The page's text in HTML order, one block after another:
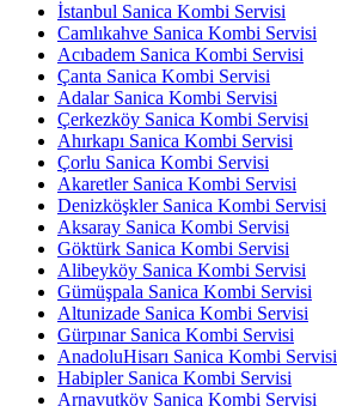
İstanbul Sanica Kombi Servisi
Camlıkahve Sanica Kombi Servisi
Acıbadem Sanica Kombi Servisi
Çanta Sanica Kombi Servisi
Adalar Sanica Kombi Servisi
Çerkezköy Sanica Kombi Servisi
Ahırkapı Sanica Kombi Servisi
Çorlu Sanica Kombi Servisi
Akaretler Sanica Kombi Servisi
Denizköşkler Sanica Kombi Servisi
Aksaray Sanica Kombi Servisi
Göktürk Sanica Kombi Servisi
Alibeyköy Sanica Kombi Servisi
Gümüşpala Sanica Kombi Servisi
Altunizade Sanica Kombi Servisi
Gürpınar Sanica Kombi Servisi
AnadoluHisarı Sanica Kombi Servisi
Habipler Sanica Kombi Servisi
Arnavutköy Sanica Kombi Servisi